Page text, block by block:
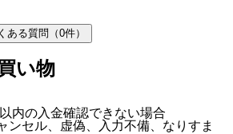
ある質問（0件）
い物
内の入金確認できない場合
ンセル、虚偽、入力不備、なりすま